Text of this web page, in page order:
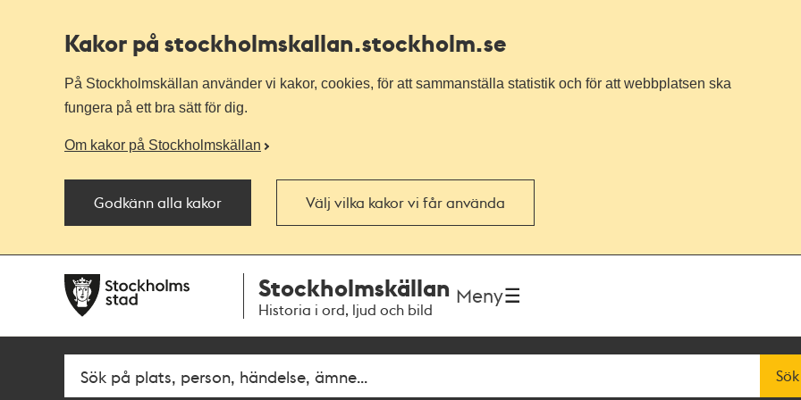
Kakor på stockholmskallan.stockholm.se
På Stockholmskällan använder vi kakor, cookies, för att sammanställa statistik och för att webbplatsen ska
fungera på ett bra sätt för dig.
Om kakor på Stockholmskällan
Godkänn alla kakor Välj vilka kakor vi får använda
navigationen
huvudinnehållet
Stockholmskällan
Historia i ord, ljud och bild
Meny
Fritextsök Sök